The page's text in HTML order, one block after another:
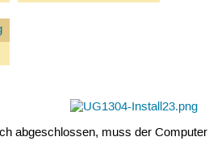
abgeschlossen, muss der Computer